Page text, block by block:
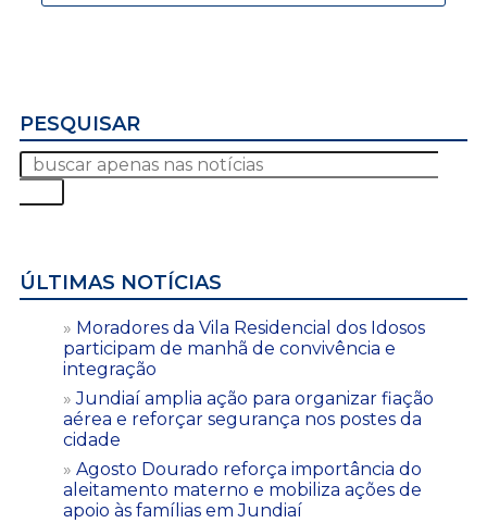
PESQUISAR
ÚLTIMAS NOTÍCIAS
Moradores da Vila Residencial dos Idosos
participam de manhã de convivência e
integração
Jundiaí amplia ação para organizar fiação
aérea e reforçar segurança nos postes da
cidade
Agosto Dourado reforça importância do
aleitamento materno e mobiliza ações de
apoio às famílias em Jundiaí